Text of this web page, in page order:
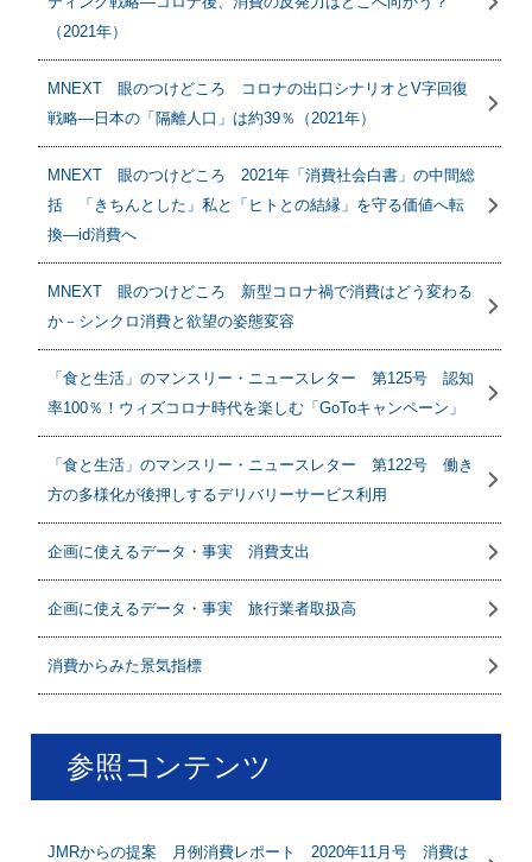
（2021年）
MNEXT 眼のつけどころ コロナの出口シナリオとV字回復
戦略―日本の「隔離人口」は約39％（2021年）
MNEXT 眼のつけどころ 2021年「消費社会白書」の中間総
括 「きちんとした」私と「ヒトとの結縁」を守る価値へ転
換―id消費へ
MNEXT 眼のつけどころ 新型コロナ禍で消費はどう変わる
か－シンクロ消費と欲望の姿態変容
「食と生活」のマンスリー・ニュースレター 第125号 認知
率100％！ウィズコロナ時代を楽しむ「GoToキャンペーン」
「食と生活」のマンスリー・ニュースレター 第122号 働き
方の多様化が後押しするデリバリーサービス利用
企画に使えるデータ・事実 消費支出
企画に使えるデータ・事実 旅行業者取扱高
消費からみた景気指標
参照コンテンツ
JMRからの提案 月例消費レポート 2020年11月号 消費は